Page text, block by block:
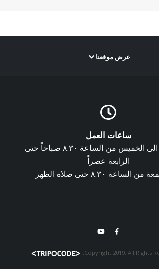
عرض موقعنا
ساعات العمل
من الإثنين الى الخميس من الساعة ٨.٣٠ صباحاً حتى
الرابعة عصراً
الساعة ٨.٣٠ حتى صلاة الظهر